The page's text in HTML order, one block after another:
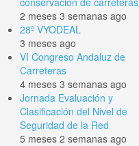
2 meses 3 semanas ago
28º VYODEAL
3 meses ago
VI Congreso Andaluz de
Carreteras
4 meses 3 semanas ago
Jornada Evaluación y
Clasificación del Nivel de
Seguridad de la Red
5 meses 2 semanas ago